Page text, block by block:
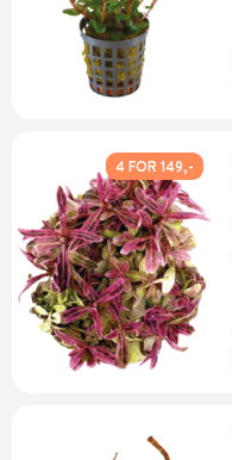
4 FOR 149,-